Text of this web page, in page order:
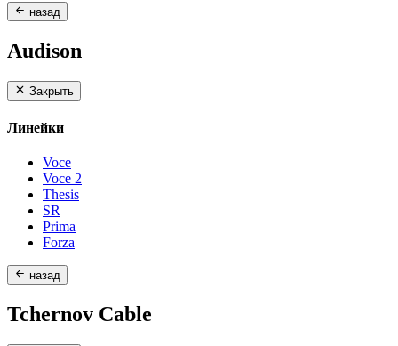
назад
Audison
Закрыть
Линейки
Voce
Voce 2
Thesis
SR
Prima
Forza
назад
Tchernov Cable